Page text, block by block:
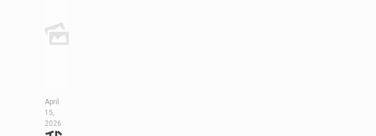
April
15,
2026